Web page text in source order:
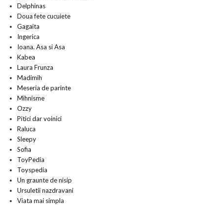
Delphinas
Doua fete cucuiete
Gagaita
Ingerica
Ioana. Asa si Asa
Kabea
Laura Frunza
Madimih
Meseria de parinte
Mihnisme
Ozzy
Pitici dar voinici
Raluca
Sleepy
Sofia
ToyPedia
Toyspedia
Un graunte de nisip
Ursuletii nazdravani
Viata mai simpla